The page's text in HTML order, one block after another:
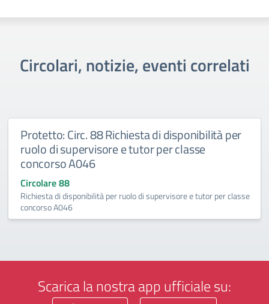
Circolari, notizie, eventi correlati
Protetto: Circ. 88 Richiesta di disponibilità per
ruolo di supervisore e tutor per classe
concorso A046
Circolare 88
Richiesta di disponibilità per ruolo di supervisore e tutor per classe
concorso A046
Scarica la nostra app ufficiale su: